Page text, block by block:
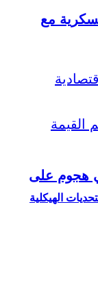
الهيكلية
مع
في هجوم على